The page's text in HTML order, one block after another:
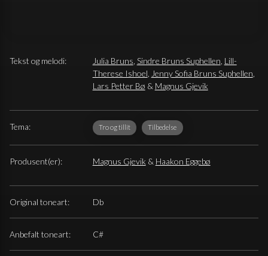
Tekst og melodi: Julia Bruns Sindre Bruns Suphellen Lill-
Therese Ishoel Jenny Sofia Bruns Suphellen
Lars Petter Bø & Magnus Gjevik
Tema: Tro og tillit Tilbedelse
Produsent(er): Magnus Gjevik & Haakon Eggebø
Original toneart: Db
Anbefalt toneart: C#